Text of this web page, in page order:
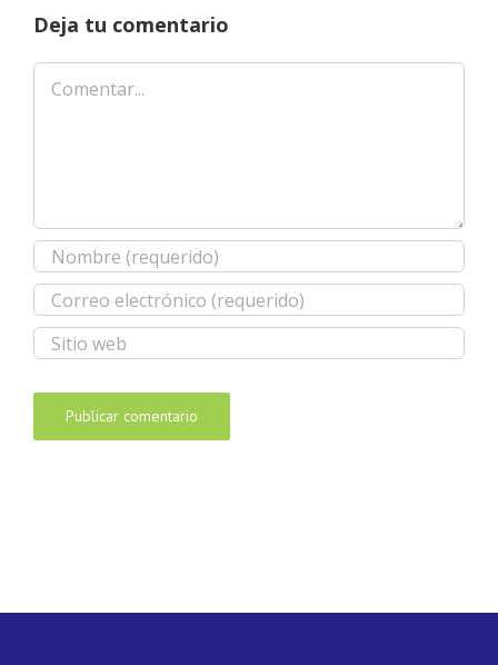
Deja tu comentario
Comentar